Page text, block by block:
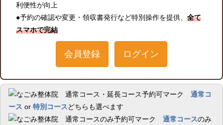
利便性が向上
●予約の確認や変更・領収書発行など特別操作を提供、 全て
スマホで完結
会員登録 ログイン
通常コ
ース or 特別コースどちらも選べます
通常コースのみ